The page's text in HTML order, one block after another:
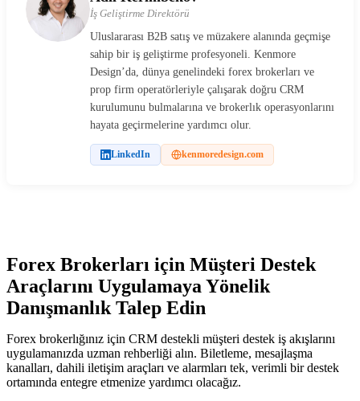
İş Geliştirme Direktörü
Uluslararası B2B satış ve müzakere alanında geçmişe
sahip bir iş geliştirme profesyoneli. Kenmore
Design’da, dünya genelindeki forex brokerları ve
prop firm operatörleriyle çalışarak doğru CRM
kurulumunu bulmalarına ve brokerlık operasyonlarını
hayata geçirmelerine yardımcı olur.
LinkedIn kenmoredesign.com
Forex Brokerları için Müşteri Destek
Araçlarını Uygulamaya Yönelik
Danışmanlık Talep Edin
Forex brokerlığınız için CRM destekli müşteri destek iş akışlarını
uygulamanızda uzman rehberliği alın. Biletleme, mesajlaşma
kanalları, dahili iletişim araçları ve alarmları tek, verimli bir destek
ortamında entegre etmenize yardımcı olacağız.